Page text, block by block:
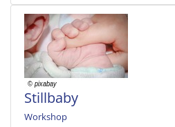
Stillbaby
Workshop